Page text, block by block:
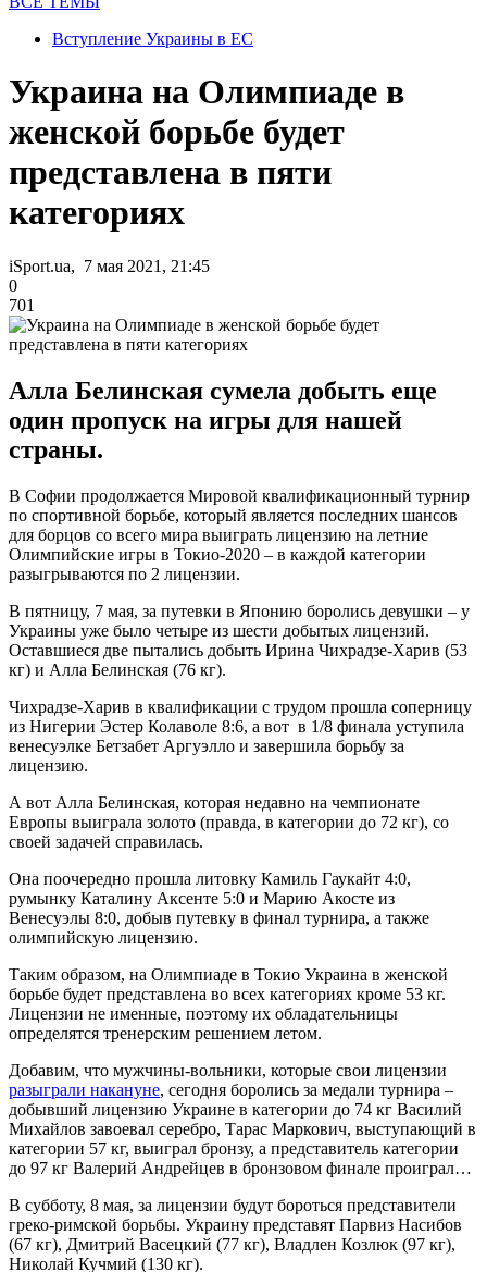
Вступление Украины в ЕС
Украина на Олимпиаде в
женской борьбе будет
представлена в пяти
категориях
iSport.ua, 7 мая 2021, 21:45
0
701
Алла Белинская сумела добыть еще
один пропуск на игры для нашей
страны.
В Софии продолжается Мировой квалификационный турнир
по спортивной борьбе, который является последних шансов
для борцов со всего мира выиграть лицензию на летние
Олимпийские игры в Токио-2020 – в каждой категории
разыгрываются по 2 лицензии.
В пятницу, 7 мая, за путевки в Японию боролись девушки – у
Украины уже было четыре из шести добытых лицензий.
Оставшиеся две пытались добыть Ирина Чихрадзе-Харив (53
кг) и Алла Белинская (76 кг).
Чихрадзе-Харив в квалификации с трудом прошла соперницу
из Нигерии Эстер Колаволе 8:6, а вот в 1/8 финала уступила
венесуэлке Бетзабет Аргуэлло и завершила борьбу за
лицензию.
А вот Алла Белинская, которая недавно на чемпионате
Европы выиграла золото (правда, в категории до 72 кг), со
своей задачей справилась.
Она поочередно прошла литовку Камиль Гаукайт 4:0,
румынку Каталину Аксенте 5:0 и Марию Акосте из
Венесуэлы 8:0, добыв путевку в финал турнира, а также
олимпийскую лицензию.
Таким образом, на Олимпиаде в Токио Украина в женской
борьбе будет представлена во всех категориях кроме 53 кг.
Лицензии не именные, поэтому их обладательницы
определятся тренерским решением летом.
Добавим, что мужчины-вольники, которые свои лицензии
разыграли накануне, сегодня боролись за медали турнира –
добывший лицензию Украине в категории до 74 кг Василий
Михайлов завоевал серебро, Тарас Маркович, выступающий в
категории 57 кг, выиграл бронзу, а представитель категории
до 97 кг Валерий Андрейцев в бронзовом финале проиграл…
В субботу, 8 мая, за лицензии будут бороться представители
греко-римской борьбы. Украину представят Парвиз Насибов
(67 кг), Дмитрий Васецкий (77 кг), Владлен Козлюк (97 кг),
Николай Кучмий (130 кг).